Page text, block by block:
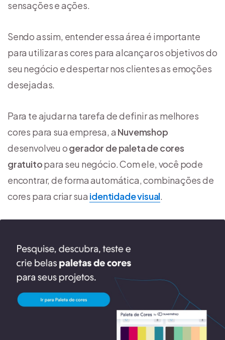
sensações e ações.
Sendo assim, entender essa área é importante
para utilizar as cores para alcançar os objetivos do
seu negócio e despertar nos clientes as emoções
desejadas.
Para te ajudar na tarefa de definir as melhores
cores para sua empresa, a Nuvemshop
desenvolveu ogerador de paleta de cores
gratuitopara seu negócio. Com ele, você pode
encontrar, de forma automática, combinações de
cores para criar sua identidade visual.